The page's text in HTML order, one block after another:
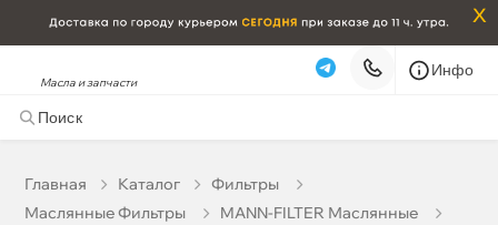
x
Масла и запчасти
Инфо
Главная Катало
Фильтры
Маслянные Фильтры
MANN-FILTER Маслянные
Фильтр ГУР MANN H 601/4 (MB W201/W461/W463/T1